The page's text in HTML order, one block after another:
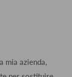
mia azienda,